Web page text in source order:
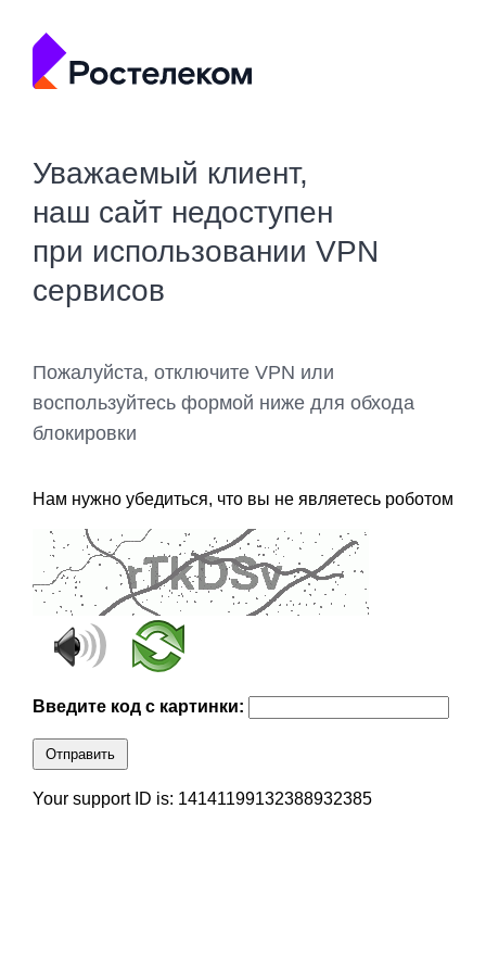
Уважаемый клиент,
наш сайт недоступен
при использовании VPN
сервисов
Пожалуйста, отключите VPN или
воспользуйтесь формой ниже для обхода
блокировки
Нам нужно убедиться, что вы не являетесь роботом
Введите код с картинки:
Отправить
Your support ID is: 14141199132388932385